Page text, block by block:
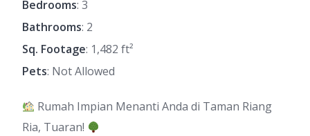
Bedrooms: 3
Bathrooms: 2
Sq. Footage: 1,482 ft²
Pets: Not Allowed
Rumah Impian Menanti Anda di Taman Riang
Ria, Tuaran!